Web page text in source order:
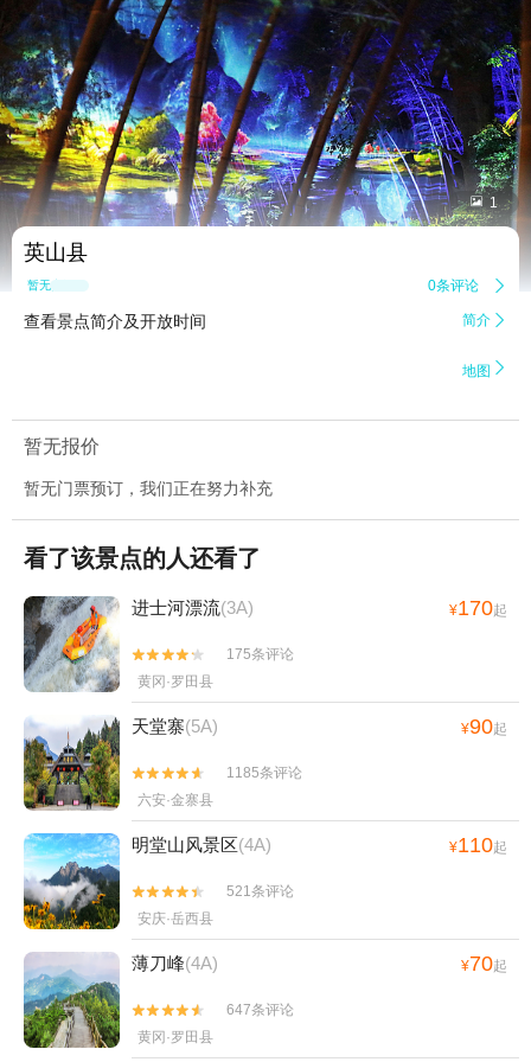
 1
英山县
暂无点评 0条评论 
查看景点简介及开放时间 简介 
地图 
暂无报价
暂无门票预订，我们正在努力补充
看了该景点的人还看了
进士河漂流(3A) ¥170起


175条评论
黄冈·罗田县
天堂寨(5A) ¥90起


1185条评论
六安·金寨县
明堂山风景区(4A) ¥110起


521条评论
安庆·岳西县
薄刀峰(4A) ¥70起


647条评论
黄冈·罗田县
